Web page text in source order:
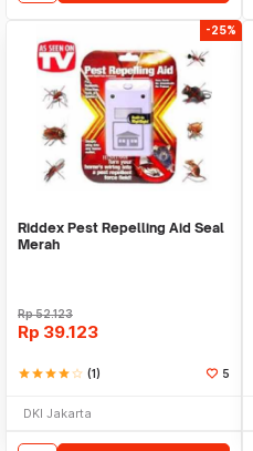
-25%
Riddex Pest Repelling Aid Seal
Merah
Rp52.123
Rp 39.123
starstarstarstarstar_border (1) 5
DKI Jakarta